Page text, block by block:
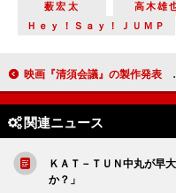
薮宏太 高木雄
Ｈｅｙ！Ｓａｙ！ＪＵＭＰ
映画『清須会議』の製作発表 全く新しい歴史エンターテインメント作品
関連ニュース
ＫＡＴ－ＴＵＮ中丸が早
か？」